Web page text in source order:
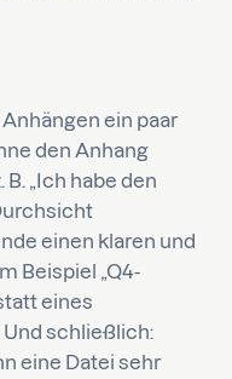
ein paar
den Anhang
„Ich habe den
einen klaren und
Beispiel „Q4-
eines
Und schließlich:
eine Datei sehr